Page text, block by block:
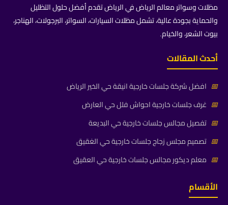
مظلات وسواتر معالم الرياض في الرياض تقدم أفضل حلول التظليل
والحماية بجودة عالية، تشمل مظلات السيارات، السواتر، البرجولات، الهناجر،
بيوت الشعر، والخيام.
أحدث المقالات
📅 افضل شركة جلسات خارجية انيقة حي الخير الرياض
📅 غرف جلسات خارجية احواش فلل حي العارض
📅 تفصيل مجالس جلسات خارجية حي البديعة
📅 تصميم مجلس زجاج جلسات خارجية حي الغقيق
📅 معلم ديكور مجالس جلسات خارجية حي العقيق
الأقسام